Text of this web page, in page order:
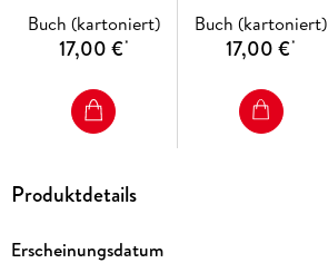
Sonderausgabe
Buch (kartoniert)
17,00 €*
Buch (kartoniert)
17,00 €*
Produktdetails
Erscheinungsdatum